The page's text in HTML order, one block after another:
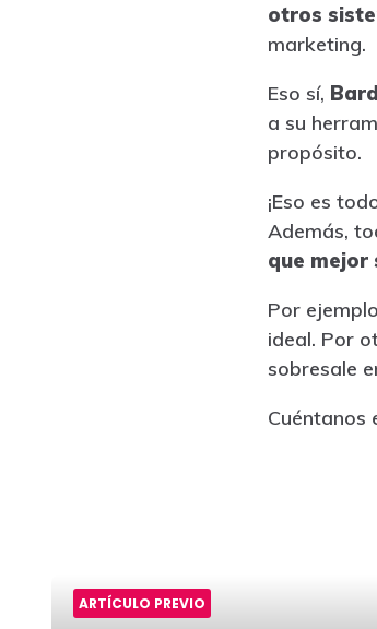
otros
marketing.
Eso sí,
a su
propósito.
¡Eso es
Además,
que mejor
Por
ideal. Por
sobresale
Cuéntanos
ARTÍCULO PREVIO